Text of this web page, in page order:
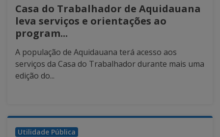
Casa do Trabalhador de Aquidauana
leva serviços e orientações ao
program...
A população de Aquidauana terá acesso aos
serviços da Casa do Trabalhador durante mais uma
edição do...
Utilidade Pública